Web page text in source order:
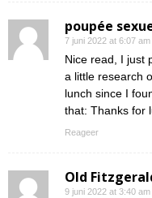
poupée
7 juni 2022 at 6:07 am
Nice read, I just
a little research
lunch since I
that: Thanks for
Reageer
Old
9 juni 2022 at 3:40 am